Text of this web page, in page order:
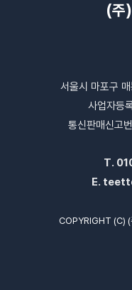
(주
서울시 마포구
사업자등
통신판매신고
T.
E.
COPYRIGHT (C) (